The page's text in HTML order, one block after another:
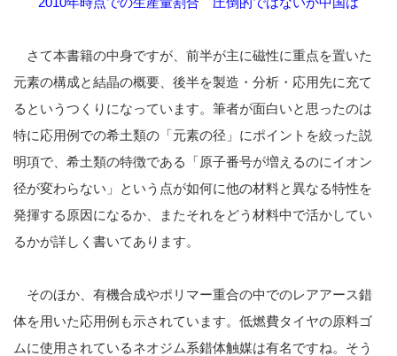
さて本書籍の中身ですが、前半が主に磁性に重点を置いた
元素の構成と結晶の概要、後半を製造・分析・応用先に充て
るというつくりになっています。筆者が面白いと思ったのは
特に応用例での希土類の「元素の径」にポイントを絞った説
明項で、希土類の特徴である「原子番号が増えるのにイオン
径が変わらない」という点が如何に他の材料と異なる特性を
発揮する原因になるか、またそれをどう材料中で活かしてい
るかが詳しく書いてあります。
そのほか、有機合成やポリマー重合の中でのレアアース錯
体を用いた応用例も示されています。低燃費タイヤの原料ゴ
ムに使用されているネオジム系錯体触媒は有名ですね。そう